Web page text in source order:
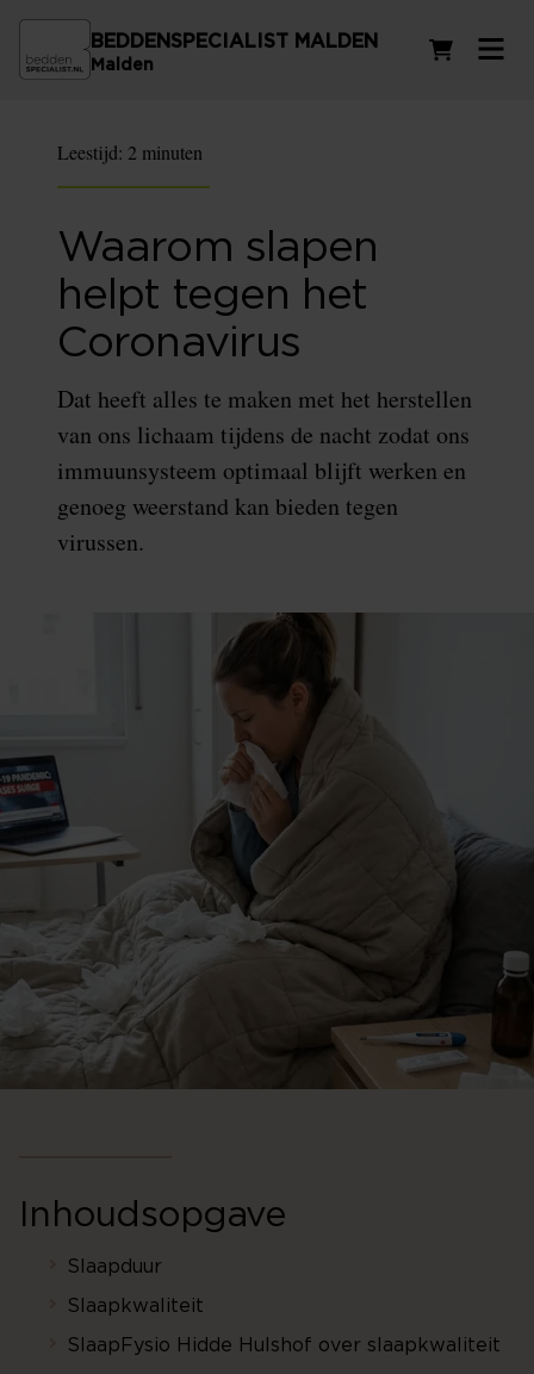
BEDDENSPECIALIST MALDEN
Malden
Leestijd: 2 minuten
Waarom slapen
helpt tegen het
Coronavirus
Dat heeft alles te maken met het herstellen
van ons lichaam tijdens de nacht zodat ons
immuunsysteem optimaal blijft werken en
genoeg weerstand kan bieden tegen
virussen.
Inhoudsopgave
Slaapduur
Slaapkwaliteit
SlaapFysio Hidde Hulshof over slaapkwaliteit